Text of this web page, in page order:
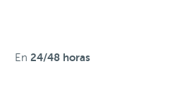
En 24/48 horas